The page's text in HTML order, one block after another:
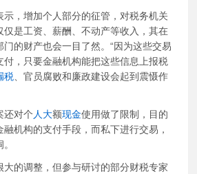
示，增加个人部分的征管，对税务机关
仅是工资、薪酬、不动产等收入，其在
的财产也会一目了然。“因为这些交易
付，只要金融机构能把这些信息上报税
税 、官员腐败和廉政建设会起到震慑作
还对个 人大额现金使用做了限制，目的
机构的支付手段，而私下进行交易，
大的调整，但参与研讨的部分财税专家